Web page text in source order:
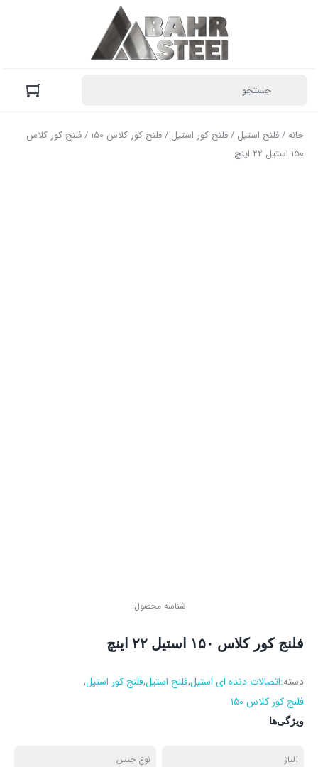
خانه/فلنج استیل /فلنج کور استیل /فلنج کور کلاس ۱۵۰
/ فلنج کور کلاس
۱۵۰ استیل ۲۲ اینچ
شناسه محصول:
فلنج کور کلاس ۱۵۰ استیل ۲۲ اینچ
دسته:اتصالات دنده ای استیل,فلنج استیل,فلنج کور استیل,
فلنج کور کلاس ۱۵۰
ویژگی‌ها
آلیاژ نوع جنس